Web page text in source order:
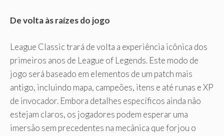
De volta às raízes do jogo
League Classic trará de volta a experiência icônica dos
primeiros anos de League of Legends. Este modo de
jogo será baseado em elementos de um patch mais
antigo, incluindo mapa, campeões, itens e até runas e XP
de invocador. Embora detalhes específicos ainda não
estejam claros, os jogadores podem esperar uma
imersão sem precedentes na mecânica que forjou o